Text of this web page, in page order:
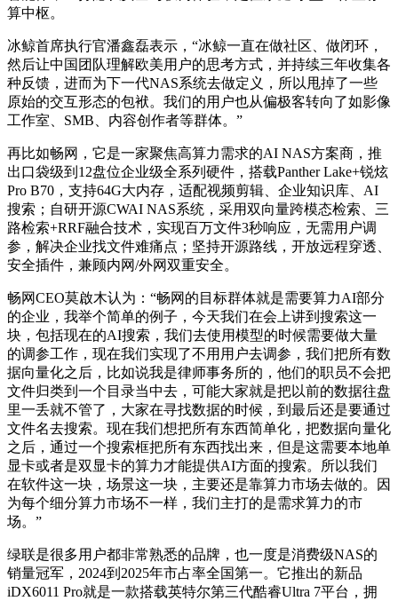
算中枢。
冰鲸首席执行官潘鑫磊表示，“冰鲸一直在做社区、做闭环，
然后让中国团队理解欧美用户的思考方式，并持续三年收集各
种反馈，进而为下一代NAS系统去做定义，所以甩掉了一些
原始的交互形态的包袱。我们的用户也从偏极客转向了如影像
工作室、SMB、内容创作者等群体。”
再比如畅网，它是一家聚焦高算力需求的AI NAS方案商 ，推
出口袋级到12盘位企业级全系列硬件，搭载Panther Lake+锐炫
Pro B70，支持64G大内存，适配视频剪辑、企业知识库、AI
搜索；自研开源CWAI NAS系统，采用双向量跨模态检索、三
路检索+RRF融合技术，实现百万文件3秒响应，无需用户调
参，解决企业找文件难痛点；坚持开源路线，开放远程穿透、
安全插件，兼顾内网/外网双重安全。
畅网CEO莫啟木认为：“畅网的目标群体就是需要算力AI部分
的企业，我举个简单的例子，今天我们在会上讲到搜索这一
块，包括现在的AI搜索，我们去使用模型的时候需要做大量
的调参工作，现在我们实现了不用用户去调参，我们把所有数
据向量化之后，比如说我是律师事务所的，他们的职员不会把
文件归类到一个目录当中去，可能大家就是把以前的数据往盘
里一丢就不管了，大家在寻找数据的时候，到最后还是要通过
文件名去搜索。现在我们想把所有东西简单化，把数据向量化
之后，通过一个搜索框把所有东西找出来，但是这需要本地单
显卡或者是双显卡的算力才能提供AI方面的搜索。所以我们
在软件这一块，场景这一块，主要还是靠算力市场去做的。因
为每个细分算力市场不一样，我们主打的是需求算力的市
场。”
绿联是很多用户都非常熟悉的品牌，也一度是消费级NAS的
销量冠军，2024到2025年市占率全国第一。它推出的新品
iDX6011 Pro就是一款搭载英特尔第三代酷睿Ultra 7平台，拥